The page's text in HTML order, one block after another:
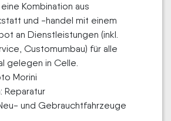
Kombination aus
und -handel mit einem
an Dienstleistungen (inkl.
Customumbau) für alle
gelegen in Celle.
Morini
Reparatur
und Gebrauchtfahrzeuge